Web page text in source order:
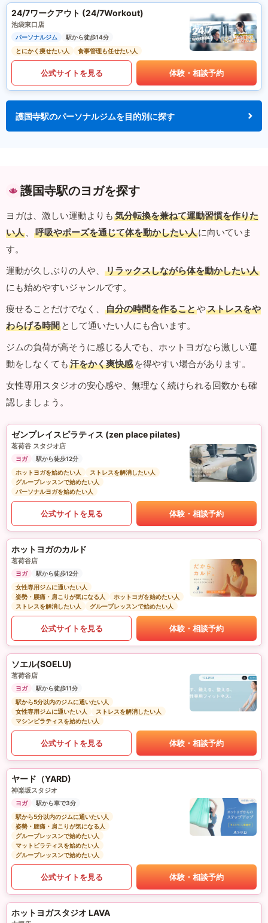
24/7ワークアウト (24/7Workout)
池袋東口店
パーソナルジム
駅から徒歩14分
とにかく痩せたい人
食事管理も任せたい人
公式サイトを見る 体験・相談予約
護国寺駅のパーソナルジムを目的別に探す
護国寺駅のヨガを探す
ヨガは、激しい運動よりも 気分転換を兼ねて運動習慣を作りた
い人 、 呼吸やポーズを通じて体を動かしたい人に向いていま
す。
運動が久しぶりの人や、
リラックスしながら体を動かしたい人
にも始めやすいジャンルです。
痩せることだけでなく、
自分の時間を作ることやストレスをや
わらげる時間 として通いたい人にも合います。
ジムの負荷が高そうに感じる人でも、ホットヨガなら激しい運
動をしなくても 汗をかく爽快感 を得やすい場合があります。
女性専用スタジオの安心感や、無理なく続けられる回数かも確
認しましょう。
ゼンプレイスピラティス (zen place pilates)
茗荷谷 スタジオ店
ヨガ
駅から徒歩12分
ホットヨガを始めたい人
ストレスを解消したい人
グループレッスンで始めたい人
パーソナルヨガを始めたい人
公式サイトを見る 体験・相談予約
ホットヨガのカルド
茗荷谷店
ヨガ
駅から徒歩12分
女性専用ジムに通いたい人
姿勢・腰痛・肩こりが気になる人
ホットヨガを始めたい人
ストレスを解消したい人
グループレッスンで始めたい人
公式サイトを見る 体験・相談予約
ソエル(SOELU)
茗荷谷店
ヨガ
駅から徒歩11分
駅から5分以内のジムに通いたい人
女性専用ジムに通いたい人
ストレスを解消したい人
マシンピラティスを始めたい人
公式サイトを見る 体験・相談予約
ヤード（YARD)
神楽坂スタジオ
ヨガ
駅から車で3分
駅から5分以内のジムに通いたい人
姿勢・腰痛・肩こりが気になる人
グループレッスンで始めたい人
マットピラティスを始めたい人
グループレッスンで始めたい人
公式サイトを見る 体験・相談予約
ホットヨガスタジオ LAVA